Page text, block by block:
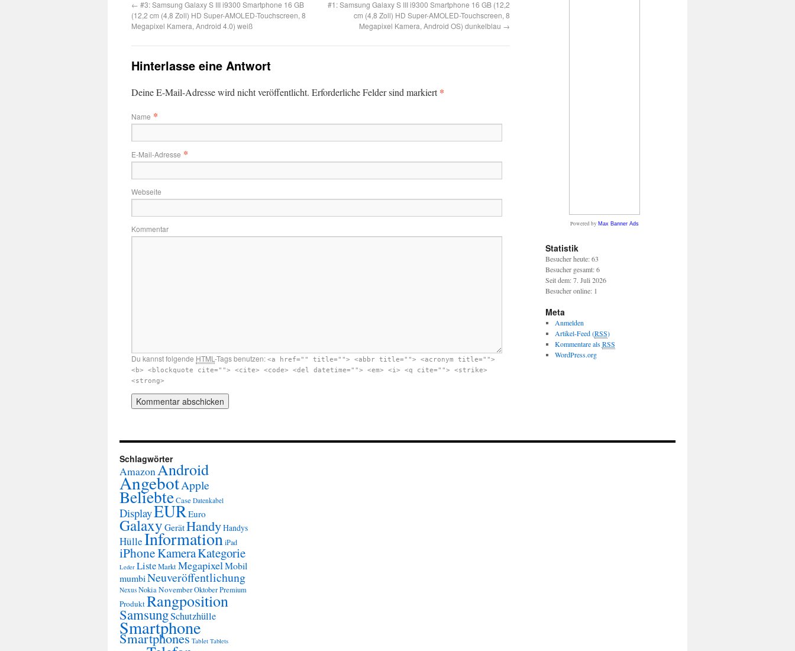
← #3: Samsung Galaxy S III i9300 Smartphone 16 GB
(12,2 cm (4,8 Zoll) HD Super-AMOLED-Touchscreen, 8
Megapixel Kamera, Android 4.0) weiß
#1: Samsung Galaxy S III i9300 Smartphone 16 GB (12,2
cm (4,8 Zoll) HD Super-AMOLED-Touchscreen, 8
Megapixel Kamera, Android OS) dunkelblau →
Hinterlasse eine Antwort
Deine E-Mail-Adresse wird nicht veröffentlicht. Erforderliche Felder sind markiert*
Name *
E-Mail-Adresse *
Webseite
Kommentar
Du kannst folgende HTML -Tags benutzen: <a href="" title=""> <abbr title=""> <acronym title="">
<b> <blockquote cite=""> <cite> <code> <del datetime=""> <em> <i> <q cite=""> <strike>
<strong>
Powered by Max Banner Ads
Statistik
Besucher heute: 63
Besucher gesamt: 6
Seit dem: 7. Juli 2026
Besucher online: 1
Meta
Anmelden
Artikel-Feed (RSS)
Kommentare alsRSS
WordPress.org
Schlagwörter
AmazonAndroid
AngebotApple
BeliebteCase Datenkabel
DisplayEUREuro
Galaxy GerätHandyHandys
HülleInformationiPad
iPhoneKameraKategorie
Leder ListeMarktMegapixelMobil
mumbiNeuveröffentlichung
Nexus NokiaNovemberOktoberPremium
ProduktRangposition
SamsungSchutzhülle
Smartphone
Smartphones Tablet Tablets